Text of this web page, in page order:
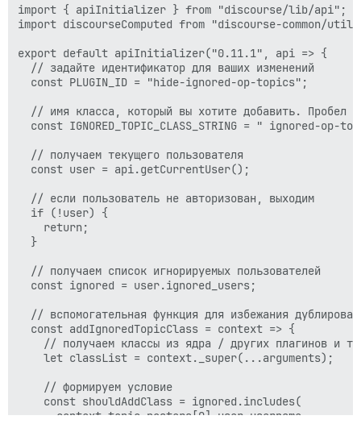
import { apiInitializer } from "discourse/lib/api";
import discourseComputed from "discourse-common/
export default apiInitializer("0.11.1", api => {
  // задайте идентификатор для ваших изменений
  const PLUGIN_ID = "hide-ignored-op-topics";
// имя класса, который вы хотите добавить. Пробел
const IGNORED_TOPIC_CLASS_STRING = " ignored-op-
  // получаем текущего пользователя
  const user = api.getCurrentUser();
  // если пользователь не авторизован, выходим
  if (!user) {
    return;
  }
  // получаем список игнорируемых пользователей
  const ignored = user.ignored_users;
// вспомогательная функция для избежания
  const addIgnoredTopicClass = context => {
// получаем классы из ядра / других плагинов и
    let classList = context._super(...arguments);
    // формируем условие
    const shouldAddClass = ignored.includes(
      context.topic.posters[0].user.username